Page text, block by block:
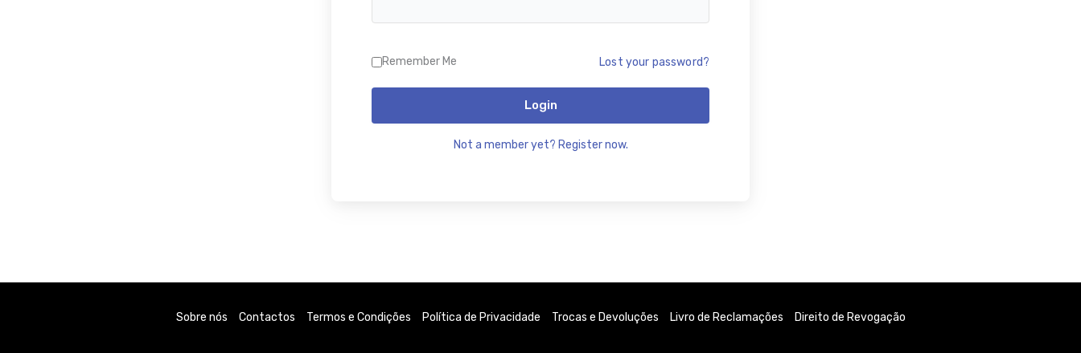
Remember Me Lost your password?
Login
Not a member yet? Register now.
Sobre nós Contactos Termos e Condições Política de Privacidade Trocas e Devoluções Livro de Reclamações Direito de Revogação